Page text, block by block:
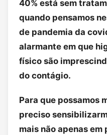
40% está sem
quando pensamos
de pandemia da
alarmante em que
físico são
do contágio.
Para que possamos
preciso
mais não apenas em